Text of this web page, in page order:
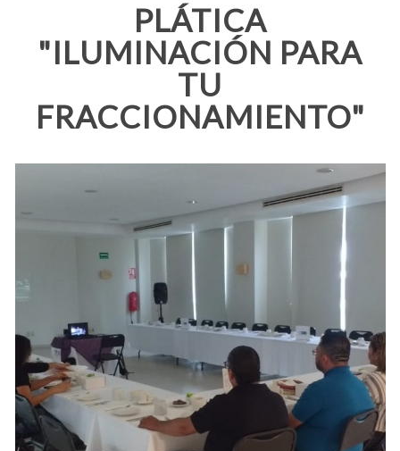
PLÁTICA
"ILUMINACIÓN PARA
TU
FRACCIONAMIENTO"